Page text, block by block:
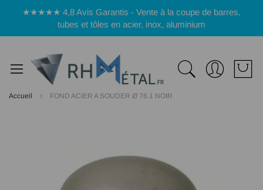
★★★★★ 4,8 Avis Garantis - Vente à la coupe de barres,
tubes et tôles en acier, inox, aluminium
Accueil FOND ACIER A SOUDER Ø 76.1 NOIR